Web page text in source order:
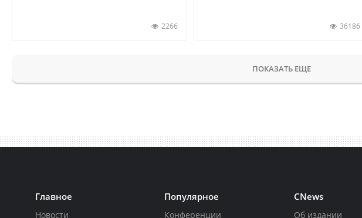
2266 36186
ПОКАЗАТЬ ЕЩЕ
Главное
Новости
Популярное
Конференции
CNews
Об издании